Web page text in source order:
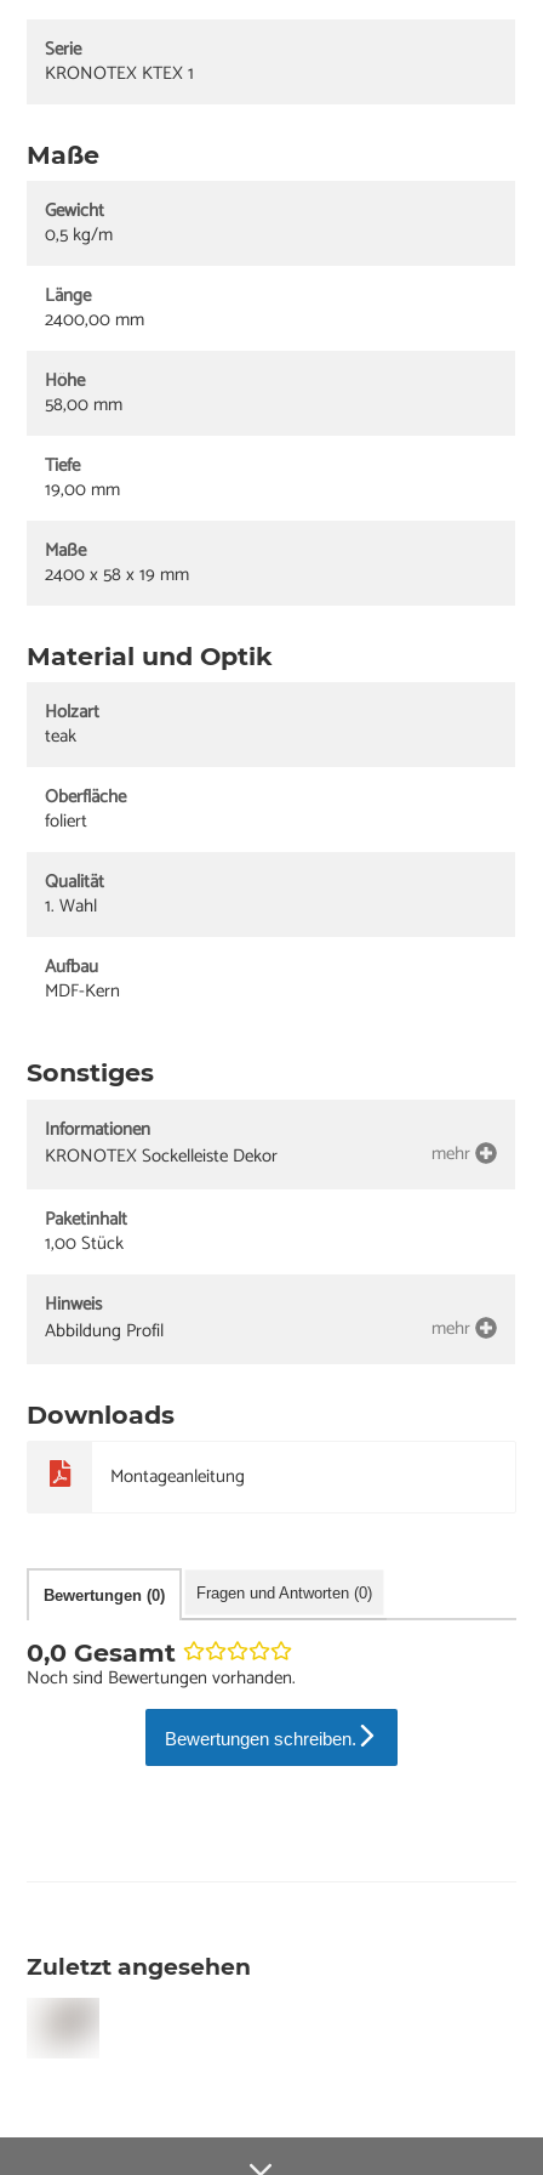
Serie
KRONOTEX KTEX 1
Maße
Gewicht
0,5 kg/m
Länge
2400,00 mm
Höhe
58,00 mm
Tiefe
19,00 mm
Maße
2400 x 58 x 19 mm
Material und Optik
Holzart
teak
Oberfläche
foliert
Qualität
1. Wahl
Aufbau
MDF-Kern
Sonstiges
Informationen
KRONOTEX Sockelleiste Dekor
mehr
Paketinhalt
1,00 Stück
Hinweis
Abbildung Profil
mehr
Downloads
Montageanleitung
Bewertungen (0) Fragen und Antworten (0)
0,0 Gesamt
Noch sind Bewertungen vorhanden.
Bewertungen schreiben.
Zuletzt angesehen